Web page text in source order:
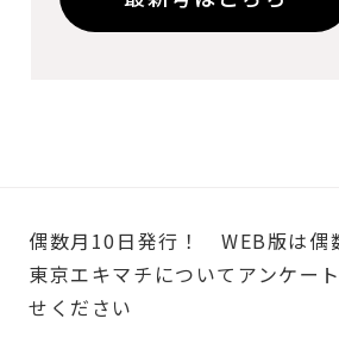
偶数月10日発行！
WEB版は偶
東京エキマチについてアンケー
せください